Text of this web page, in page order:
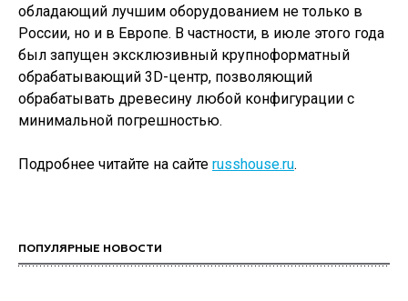
обладающий лучшим оборудованием не только в
России, но и в Европе. В частности, в июле этого года
был запущен эксклюзивный крупноформатный
обрабатывающий 3D-центр, позволяющий
обрабатывать древесину любой конфигурации с
минимальной погрешностью.
Подробнее читайте на сайте russhouse.ru.
ПОПУЛЯРНЫЕ НОВОСТИ